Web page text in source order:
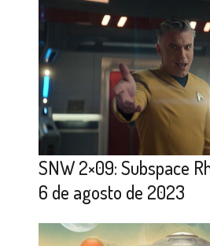
SNW 2×09: Subspace
6 de agosto de 2023